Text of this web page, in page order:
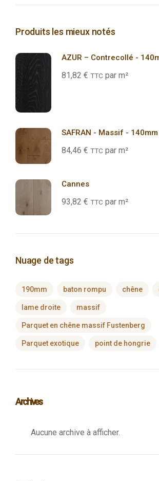
Produits les mieux notés
AZUR – Contrecollé -
81,82 € TTC par m²
SAFRAN - Massif - 140mm
84,46 € TTC par m²
Cannes
93,82 € TTC par m²
Nuage de tags
190mm baton rompu chêne
lame droite massif
Parquet en chêne massif Fustenberg
Parquet exotique point de hongrie
Archives
Aucune archive à afficher.